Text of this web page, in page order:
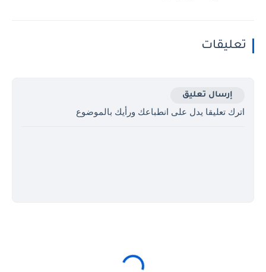
تعليقات
إرسال تعليق
اترك تعليقا يدل على انطباعك ورأيك بالموضوع